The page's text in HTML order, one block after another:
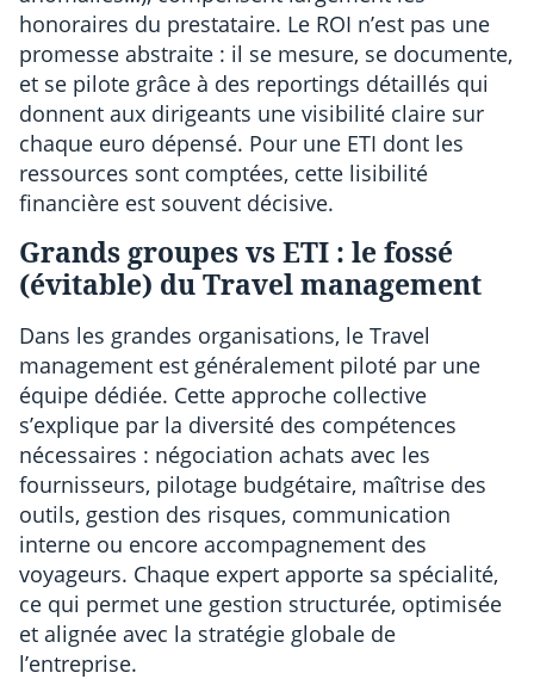
honoraires du prestataire. Le ROI n’est pas une
promesse abstraite : il se mesure, se documente,
et se pilote grâce à des reportings détaillés qui
donnent aux dirigeants une visibilité claire sur
chaque euro dépensé. Pour une ETI dont les
ressources sont comptées, cette lisibilité
financière est souvent décisive.
Grands groupes vs ETI : le fossé
(évitable) du Travel management
Dans les grandes organisations, le Travel
management est généralement piloté par une
équipe dédiée. Cette approche collective
s’explique par la diversité des compétences
nécessaires : négociation achats avec les
fournisseurs, pilotage budgétaire, maîtrise des
outils, gestion des risques, communication
interne ou encore accompagnement des
voyageurs. Chaque expert apporte sa spécialité,
ce qui permet une gestion structurée, optimisée
et alignée avec la stratégie globale de
l’entreprise.